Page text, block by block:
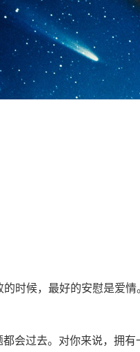
时候，最好的安慰是爱情
会过去。对你来说，拥